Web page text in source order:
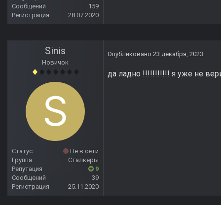
Сообщений
159
Регистрация
28.07.2020
Sinis
Новичок
Статус
Не в сети
Группа
Сталкеры
Репутация
9
Сообщений
39
Регистрация
25.11.2020
Опубликовано 23 декабря, 2023
да ладно !!!!!!!!!!! я уже не